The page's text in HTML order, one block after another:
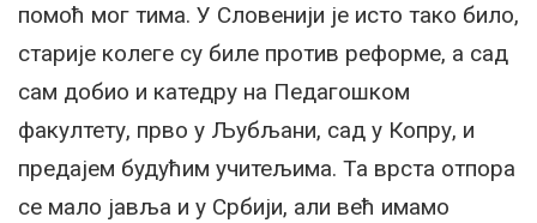
помоћ мог тима. У Словенији је исто тако било,
старије колеге су биле против реформе, а сад
сам добио и катедру на Педагошком
факултету, прво у Љубљани, сад у Копру, и
предајем будућим учитељима. Та врста отпора
се мало јавља и у Србији, али већ имамо